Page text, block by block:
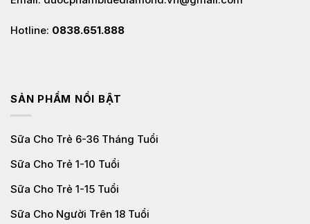
Hotline: 0838.651.888
SẢN PHẨM NỔI BẬT
Sữa Cho Trẻ 6-36 Tháng Tuổi
Sữa Cho Trẻ 1-10 Tuổi
Sữa Cho Trẻ 1-15 Tuổi
Sữa Cho Người Trên 18 Tuổi